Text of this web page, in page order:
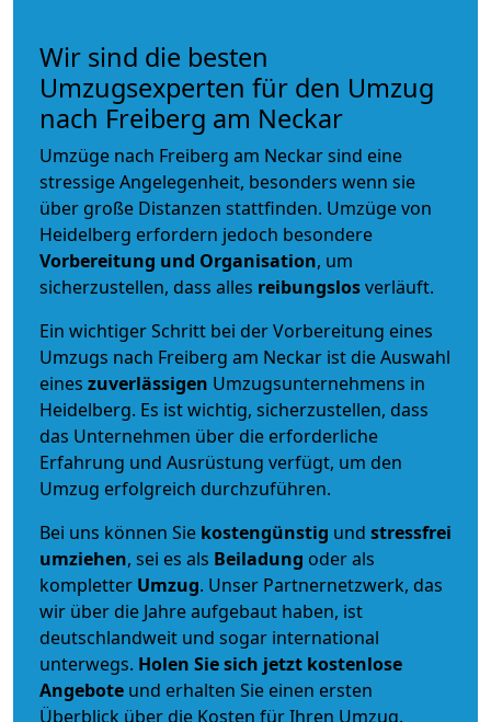
Wir sind die besten
Umzugsexperten für den Umzug
nach Freiberg am Neckar
Umzüge nach Freiberg am Neckar sind eine
stressige Angelegenheit, besonders wenn sie
über große Distanzen stattfinden. Umzüge von
Heidelberg erfordern jedoch besondere
Vorbereitung und Organisation, um
sicherzustellen, dass alles reibungslosverläuft.
Ein wichtiger Schritt bei der Vorbereitung eines
Umzugs nach Freiberg am Neckar ist die Auswahl
eines zuverlässigen Umzugsunternehmens in
Heidelberg. Es ist wichtig, sicherzustellen, dass
das Unternehmen über die erforderliche
Erfahrung und Ausrüstung verfügt, um den
Umzug erfolgreich durchzuführen.
Bei uns können Sie kostengünstig und stressfrei
umziehen, sei es als Beiladung oder als
kompletter Umzug. Unser Partnernetzwerk, das
wir über die Jahre aufgebaut haben, ist
deutschlandweit und sogar international
unterwegs. Holen Sie sich jetzt kostenlose
Angebote und erhalten Sie einen ersten
Überblick über die Kosten für Ihren Umzug.